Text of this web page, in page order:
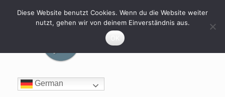
MyHomeFIT
German
Diese Website benutzt Cookies. Wenn du die Website weiter
nutzt, gehen wir von deinem Einverständnis aus.